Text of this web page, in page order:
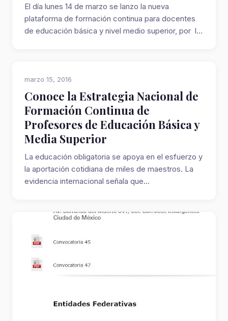
El día lunes 14 de marzo se lanzo la nueva
plataforma de formación continua para docentes
de educación básica y nivel medio superior, por l...
marzo 15, 2016
Conoce la Estrategia Nacional de
Formación Continua de
Profesores de Educación Básica y
Media Superior
La educación obligatoria se apoya en el esfuerzo y
la aportación cotidiana de miles de maestros. La
evidencia internacional señala que...